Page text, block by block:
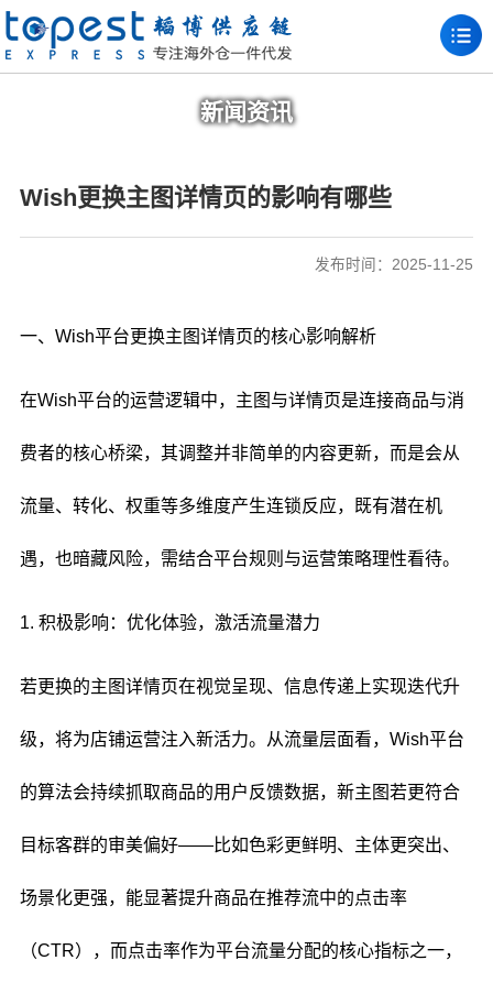
新闻资讯
Wish更换主图详情页的影响有哪些
发布时间：2025-11-25
一、Wish平台更换主图详情页的核心影响解析
在Wish平台的运营逻辑中，主图与详情页是连接商品与消
费者的核心桥梁，其调整并非简单的内容更新，而是会从
流量、转化、权重等多维度产生连锁反应，既有潜在机
遇，也暗藏风险，需结合平台规则与运营策略理性看待。
1. 积极影响：优化体验，激活流量潜力
若更换的主图详情页在视觉呈现、信息传递上实现迭代升
级，将为店铺运营注入新活力。从流量层面看，Wish平台
的算法会持续抓取商品的用户反馈数据，新主图若更符合
目标客群的审美偏好——比如色彩更鲜明、主体更突出、
场景化更强，能显著提升商品在推荐流中的点击率
（CTR），而点击率作为平台流量分配的核心指标之一，